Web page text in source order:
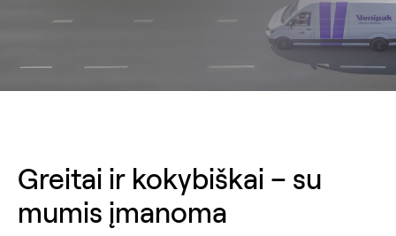
Greitai ir kokybiškai – su
mumis įmanoma